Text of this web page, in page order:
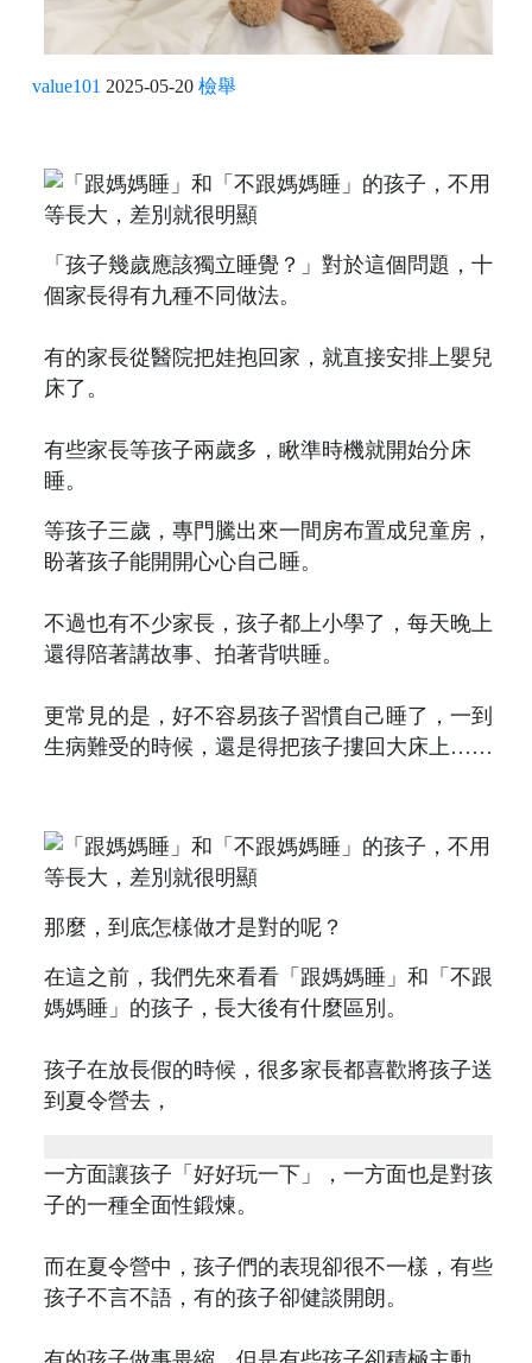
value101 2025-05-20 檢舉
「孩子幾歲應該獨立睡覺？」對於這個問題，十
個家長得有九種不同做法。
有的家長從醫院把娃抱回家，就直接安排上嬰兒
床了。
有些家長等孩子兩歲多，瞅準時機就開始分床
睡。
等孩子三歲，專門騰出來一間房布置成兒童房，
盼著孩子能開開心心自己睡。
不過也有不少家長，孩子都上小學了，每天晚上
還得陪著講故事、拍著背哄睡。
更常見的是，好不容易孩子習慣自己睡了，一到
生病難受的時候，還是得把孩子摟回大床上……
那麼，到底怎樣做才是對的呢？
在這之前，我們先來看看「跟媽媽睡」和「不跟
媽媽睡」的孩子，長大後有什麼區別。
孩子在放長假的時候，很多家長都喜歡將孩子送
到夏令營去，
一方面讓孩子「好好玩一下」，一方面也是對孩
子的一種全面性鍛煉。
而在夏令營中，孩子們的表現卻很不一樣，有些
孩子不言不語，有的孩子卻健談開朗。